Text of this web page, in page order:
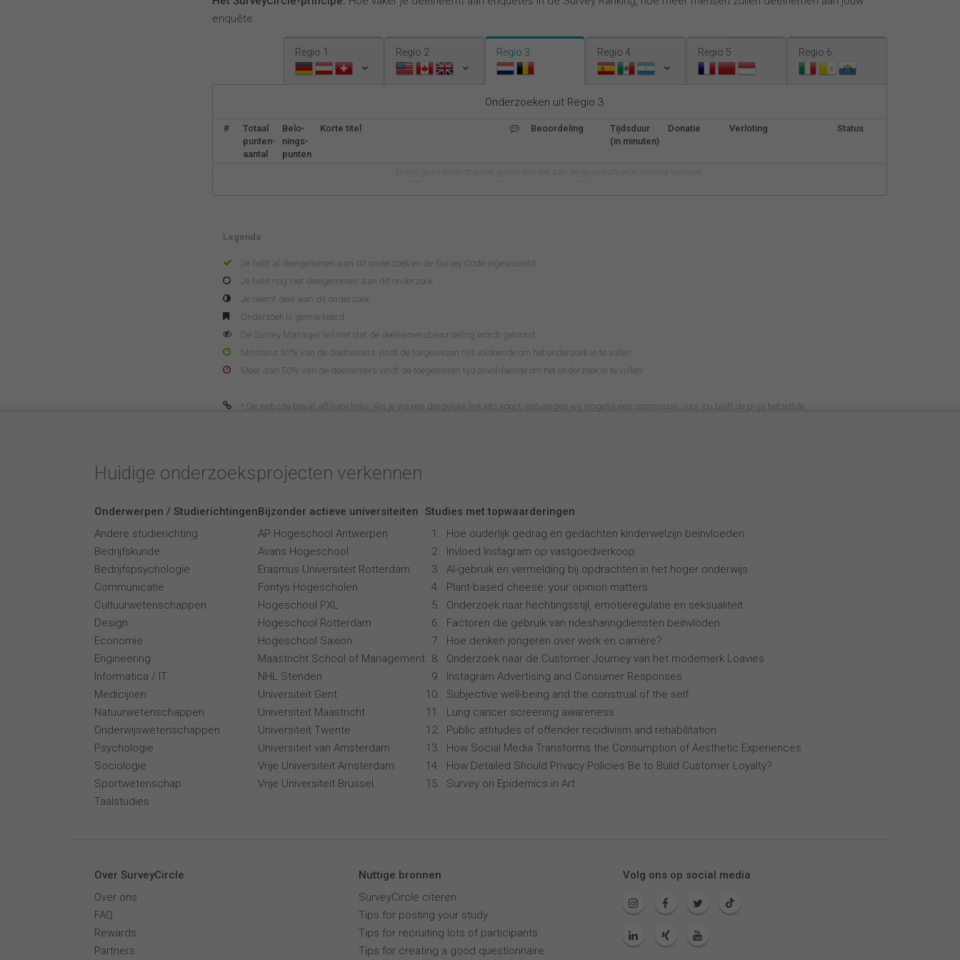
enquête.
Regio 1 Regio 2 Regio 3 Regio 4 Regio 5 Regio 6
Onderzoeken uit Regio 3
#
Totaal
punten-
aantal
Belo-
nings-
punten
Korte titel Beoordeling
Tijdsduur
(in minuten)
Donatie Verloting Status
Legenda
Je hebt al deelgenomen aan dit onderzoek en de Survey Code ingewisseld
Je hebt nog niet deelgenomen aan dit onderzoek
Je neemt deel aan dit onderzoek
Onderzoek is gemarkeerd
De Survey Manager wil niet dat de deelnemersbeoordeling wordt getoond
Minstens 50% van de deelnemers vindt de toegewezen tijd voldoende om het onderzoek in te vullen
Meer dan 50% van de deelnemers vindt de toegewezen tijd onvoldoende om het onderzoek in te vullen
* De website bevat affiliate links. Als je via een dergelijke link iets koopt, ontvangen wij mogelijk een commissie. Voor jou blijft de prijs hetzelfde.
Huidige onderzoeksprojecten verkennen
Onderwerpen / Studierichtingen
Andere studierichting
Bedrijfskunde
Bedrijfspsychologie
Communicatie
Cultuurwetenschappen
Design
Economie
Engineering
Informatica / IT
Medicijnen
Natuurwetenschappen
Onderwijswetenschappen
Psychologie
Sociologie
Sportwetenschap
Taalstudies
Bijzonder actieve universiteiten
AP Hogeschool Antwerpen
Avans Hogeschool
Erasmus Universiteit Rotterdam
Fontys Hogescholen
Hogeschool PXL
Hogeschool Rotterdam
Hogeschool Saxion
Maastricht School of Management
NHL Stenden
Universiteit Gent
Universiteit Maastricht
Universiteit Twente
Universiteit van Amsterdam
Vrije Universiteit Amsterdam
Vrije Universiteit Brussel
Studies met topwaarderingen
Hoe ouderlijk gedrag en gedachten kinderwelzijn beïnvloeden
Invloed Instagram op vastgoedverkoop
AI-gebruik en vermelding bij opdrachten in het hoger onderwijs
Plant-based cheese: your opinion matters
Onderzoek naar hechtingsstijl, emotieregulatie en seksualiteit
Factoren die gebruik van ridesharingdiensten beïnvloden
Hoe denken jongeren over werk en carrière?
Onderzoek naar de Customer Journey van het modemerk Loavies
Instagram Advertising and Consumer Responses
Subjective well-being and the construal of the self
Lung cancer screening awareness
Public attitudes of offender recidivism and rehabilitation
How Social Media Transforms the Consumption of Aesthetic Experiences
How Detailed Should Privacy Policies Be to Build Customer Loyalty?
Survey on Epidemics in Art
Over SurveyCircle
Over ons
FAQ
Rewards
Partners
Nuttige bronnen
SurveyCircle citeren
Tips for posting your study
Tips for recruiting lots of participants
Tips for creating a good questionnaire
Volg ons op social media
Français